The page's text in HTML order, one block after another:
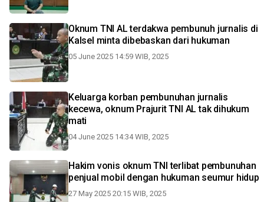
Oknum TNI AL terdakwa pembunuh jurnalis di
Kalsel minta dibebaskan dari hukuman
05 June 2025 14:59 WIB, 2025
Keluarga korban pembunuhan jurnalis
kecewa, oknum Prajurit TNI AL tak dihukum
mati
04 June 2025 14:34 WIB, 2025
Hakim vonis oknum TNI terlibat pembunuhan
penjual mobil dengan hukuman seumur hidup
27 May 2025 20:15 WIB, 2025